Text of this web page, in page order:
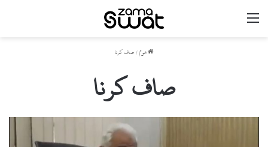
ھوم/صاف کرنا
صاف کرنا